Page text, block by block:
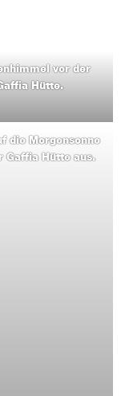
vor der
Hütte.
die Morgensonne
Gaffia Hütte aus.